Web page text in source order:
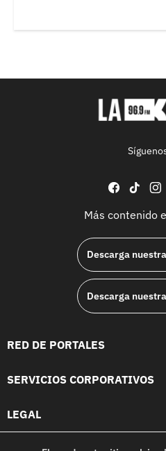
facebook
tiktok
Más contenido
Descarga
Descarga
RED DE PORTALES
SERVICIOS CORPORATIVOS
LEGAL